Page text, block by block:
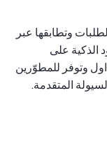
وتطابقها عبر
الذكية على
وتوفر للمطوّرين
المتقدمة.